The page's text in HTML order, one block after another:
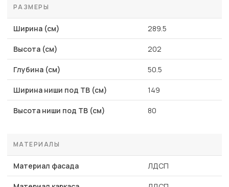
РАЗМЕРЫ
Ширина (см) 289.5
Высота (см) 202
Глубина (см) 50.5
Ширина ниши под ТВ (см) 149
Высота ниши под ТВ (см) 80
МАТЕРИАЛЫ
Материал фасада ЛДСП